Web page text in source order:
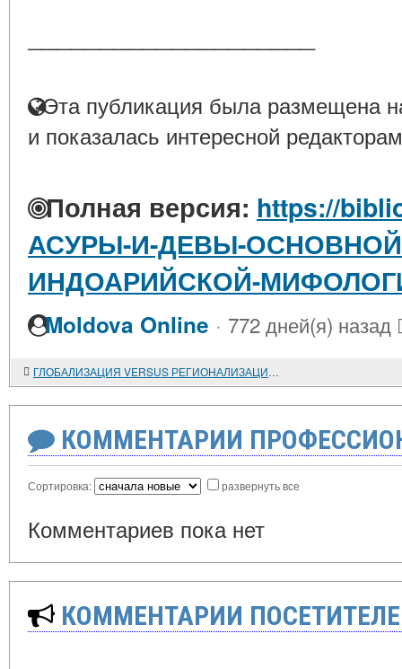
Эта публикация была размещена
и показалась интересной
Полная версия: https://
АСУРЫ-И-ДЕВЫ-
ИНДОАРИЙСКОЙ-
Moldova Online · 772 дней(я) назад
ГЛОБАЛИЗАЦИЯ VERSUS РЕГИОНАЛИЗАЦИЯ. СТРАТЕГИЯ ЭКОНОМИЧЕСКОГО РАЗВИТИЯ РОССИИ: ВОСТОЧНАЯ СОСТАВЛЯЮЩАЯ. Статья вторая
КОММЕНТАРИИ
Сортировка: развернуть все
Комментариев пока нет
КОММЕНТАРИИ